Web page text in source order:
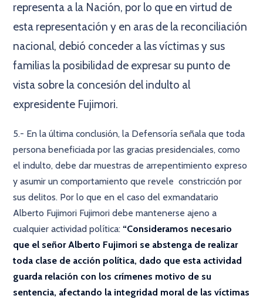
representa a la Nación, por lo que en virtud de
esta representación y en aras de la reconciliación
nacional, debió conceder a las víctimas y sus
familias la posibilidad de expresar su punto de
vista sobre la concesión del indulto al
expresidente Fujimori.
5.- En la última conclusión, la Defensoría señala que toda
persona beneficiada por las gracias presidenciales, como
el indulto, debe dar muestras de arrepentimiento expreso
y asumir un comportamiento que revele constricción por
sus delitos. Por lo que en el caso del exmandatario
Alberto Fujimori Fujimori debe mantenerse ajeno a
cualquier actividad política: “Consideramos necesario
que el señor Alberto Fujimori se abstenga de realizar
toda clase de acción política, dado que esta actividad
guarda relación con los crímenes motivo de su
sentencia, afectando la integridad moral de las víctimas